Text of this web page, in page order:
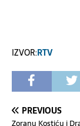
IZVOR:RTV
PREVIOUS
Zoranu Kostiću i